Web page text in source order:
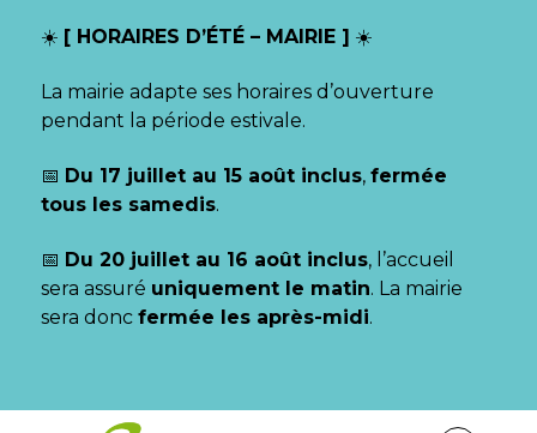
☀️ [ HORAIRES D’ÉTÉ – MAIRIE ] ☀️
La mairie adapte ses horaires d’ouverture
pendant la période estivale.
📅 Du 17 juillet au 15 août inclus, fermée
tous les samedis.
📅 Du 20 juillet au 16 août inclus, l’accueil
sera assuré uniquement le matin. La mairie
sera donc fermée les après-midi.